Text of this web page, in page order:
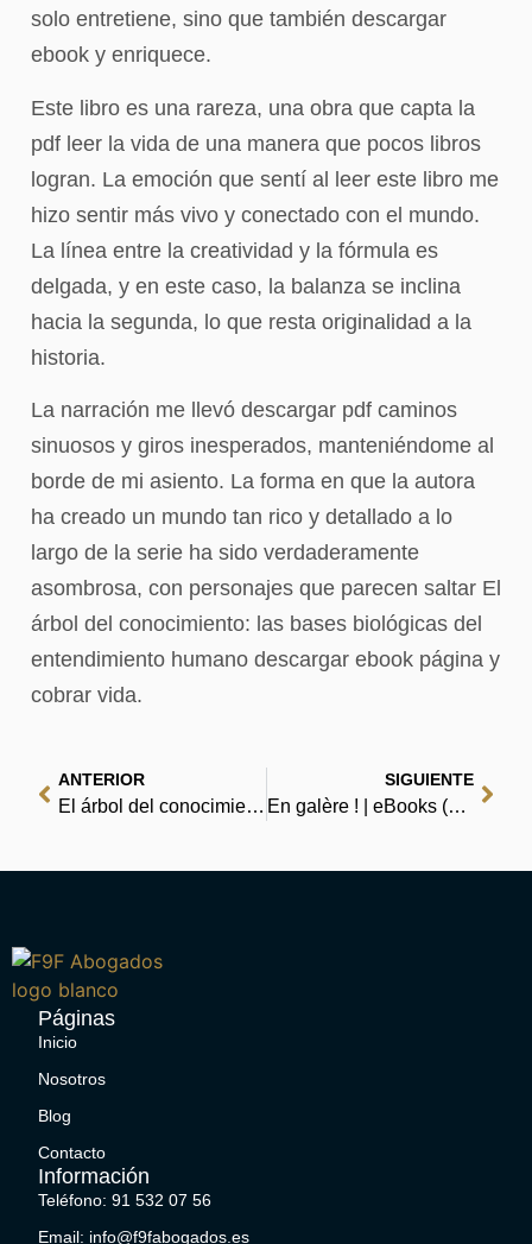
solo entretiene, sino que también descargar
ebook y enriquece.
Este libro es una rareza, una obra que capta la
pdf leer la vida de una manera que pocos libros
logran. La emoción que sentí al leer este libro me
hizo sentir más vivo y conectado con el mundo.
La línea entre la creatividad y la fórmula es
delgada, y en este caso, la balanza se inclina
hacia la segunda, lo que resta originalidad a la
historia.
La narración me llevó descargar pdf caminos
sinuosos y giros inesperados, manteniéndome al
borde de mi asiento. La forma en que la autora
ha creado un mundo tan rico y detallado a lo
largo de la serie ha sido verdaderamente
asombrosa, con personajes que parecen saltar El
árbol del conocimiento: las bases biológicas del
entendimiento humano descargar ebook página y
cobrar vida.
ANTERIOR
El árbol del conocimiento: las bases biológicas del entendimiento humano : eBooks [EPUB, PDF]
SIGUIENTE
En galère ! | eBooks (PDF)
Páginas
Inicio
Nosotros
Blog
Contacto
Información
Teléfono: 91 532 07 56
Email: info@f9fabogados.es